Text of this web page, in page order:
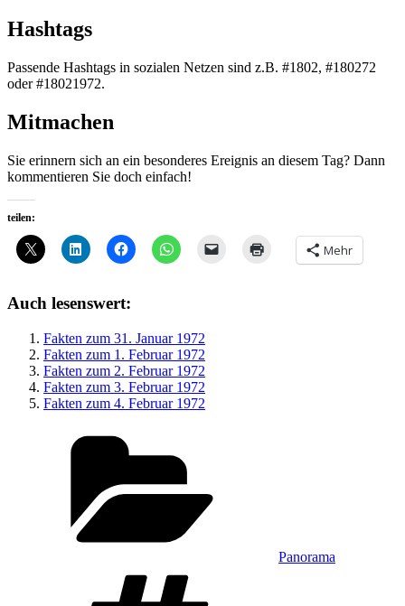
Hashtags
Passende Hashtags in sozialen Netzen sind z.B. #1802, #180272
oder #18021972.
Mitmachen
Sie erinnern sich an ein besonderes Ereignis an diesem Tag? Dann
kommentieren Sie doch einfach!
teilen:
Mehr
Auch lesenswert:
Fakten zum 31. Januar 1972
Fakten zum 1. Februar 1972
Fakten zum 2. Februar 1972
Fakten zum 3. Februar 1972
Fakten zum 4. Februar 1972
Panorama